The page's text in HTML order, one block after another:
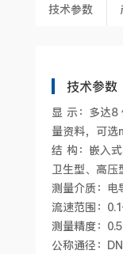
技术参数
技术参数
显 示：多达8
量资料，可
结 构：嵌入
卫生型、高压
测量介质： 电
流速范围：
测量精度：
公称通径：